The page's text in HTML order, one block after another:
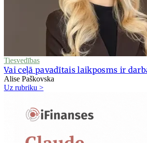
Tiesvedības
Vai ceļā pavadītais laikposms ir
Alise Paškovska
Uz rubriku >